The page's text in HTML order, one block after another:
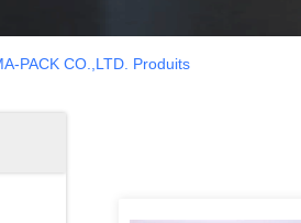
PACK CO.,LTD. Produits